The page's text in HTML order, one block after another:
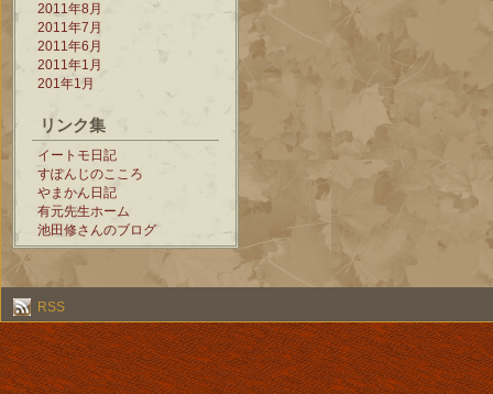
2011年8月
2011年7月
2011年6月
2011年1月
201年1月
リンク集
イートモ日記
すぽんじのこころ
やまかん日記
有元先生ホーム
池田修さんのブログ
RSS